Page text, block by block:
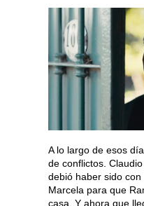
A lo largo de esos
de conflictos.
debió haber sido
Marcela para que
casa. Y ahora que